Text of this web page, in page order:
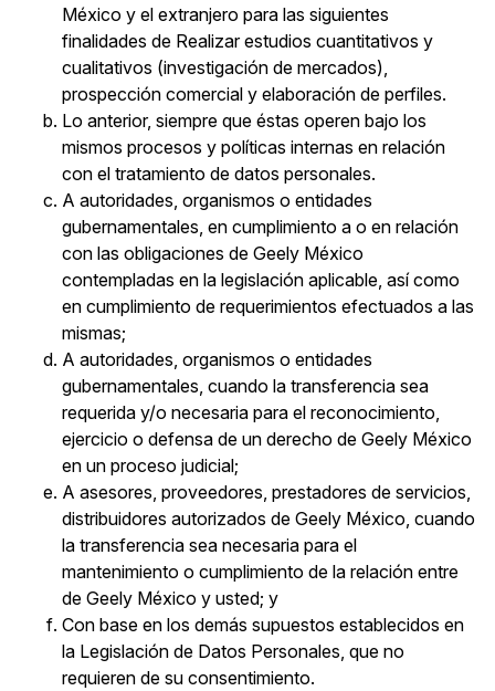
México y el extranjero para las siguientes
finalidades de Realizar estudios cuantitativos y
cualitativos (investigación de mercados),
prospección comercial y elaboración de perfiles.
Lo anterior, siempre que éstas operen bajo los
mismos procesos y políticas internas en relación
con el tratamiento de datos personales.
A autoridades, organismos o entidades
gubernamentales, en cumplimiento a o en relación
con las obligaciones de Geely México
contempladas en la legislación aplicable, así como
en cumplimiento de requerimientos efectuados a las
mismas;
A autoridades, organismos o entidades
gubernamentales, cuando la transferencia sea
requerida y/o necesaria para el reconocimiento,
ejercicio o defensa de un derecho de Geely México
en un proceso judicial;
A asesores, proveedores, prestadores de servicios,
distribuidores autorizados de Geely México, cuando
la transferencia sea necesaria para el
mantenimiento o cumplimiento de la relación entre
de Geely México y usted; y
Con base en los demás supuestos establecidos en
la Legislación de Datos Personales, que no
requieren de su consentimiento.